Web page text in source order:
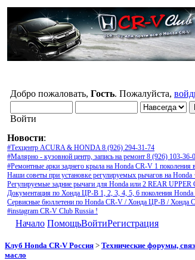
Добро пожаловать, Гость. Пожалуйста,
Войти
Новости:
#Техцентр ACURA & HONDA 8 (926) 294-31-74
#Малярно - кузовной центр, запись на ремонт 8 (926) 103-36-
#Ремонтные арки заднего крыла на Honda CR-V 1 поколения
Наши советы при установке регулируемых рычагов на Honda
Регулируемые задние рычаги для Honda или 2 REAR
Документация по Хонда ЦР-В 1, 2, 3, 4, 5, 6 поколения
Сервисные бюллетени по Honda CR-V / Хонда ЦР-В / Хонда
#instagram CR-V Club Russia !
Начало ПомощьВойтиРегистрация
Клуб Honda CR-V Россия > Технические форумы,
масло